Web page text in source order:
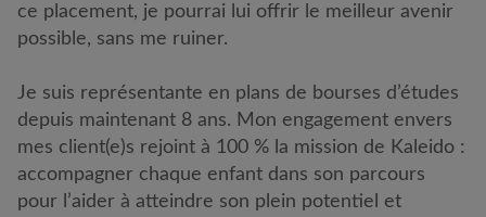
ce placement, je pourrai lui offrir le meilleur avenir
possible, sans me ruiner.
Je suis représentante en plans de bourses d’études
depuis maintenant 8 ans. Mon engagement envers
mes client(e)s rejoint à 100 % la mission de Kaleido :
accompagner chaque enfant dans son parcours
pour l’aider à atteindre son plein potentiel et